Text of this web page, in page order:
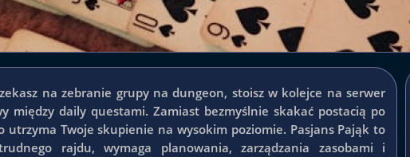
na zebranie grupy na dungeon, stoisz w kolejce na serwer
między daily questami. Zamiast bezmyślnie skakać postacią po
utrzyma Twoje skupienie na wysokim poziomie. Pasjans Pająk to
rajdu, wymaga planowania, zarządzania zasobami i